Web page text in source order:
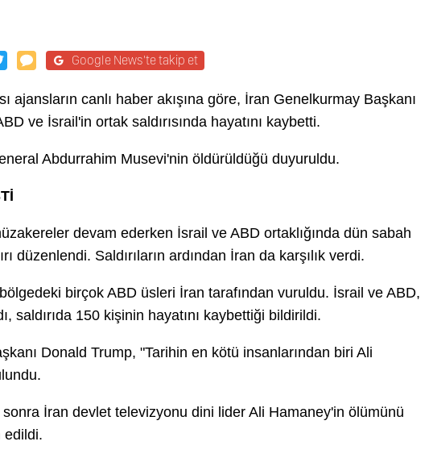
Google News'te takip et
ajansların canlı haber akışına göre, İran Genelkurmay Başkanı
ve İsrail'in ortak saldırısında hayatını kaybetti.
Abdurrahim Musevi'nin öldürüldüğü duyuruldu.
devam ederken İsrail ve ABD ortaklığında dün sabah
düzenlendi. Saldırıların ardından İran da karşılık verdi.
birçok ABD üsleri İran tarafından vuruldu. İsrail ve ABD,
saldırıda 150 kişinin hayatını kaybettiği bildirildi.
Donald Trump, "Tarihin en kötü insanlarından biri Ali
sonra İran devlet televizyonu dini lider Ali Hamaney'in ölümünü
edildi.